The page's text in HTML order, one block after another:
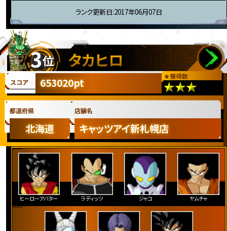
ランク更新日:2017年06月07日
3位 タカヒロ
★獲得数
スコア 653020pt
都道府県
北海道
店舗名
キャッツアイ新札幌店
ヒーローアバター ラディッツ ジャコ ヤムチャ